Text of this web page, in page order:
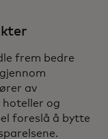
frem bedre
av
hoteller og
foreslå å bytte